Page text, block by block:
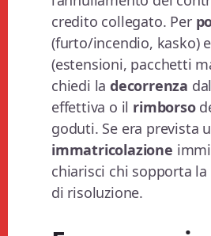
credito collegato. Per
(furto/incendio, kasko) e
(estensioni, pacchetti
chiedi ladecorrenza
effettiva o il rimborso
goduti. Se era prevista
immatricolazione
chiarisci chi sopporta la
di risoluzione.